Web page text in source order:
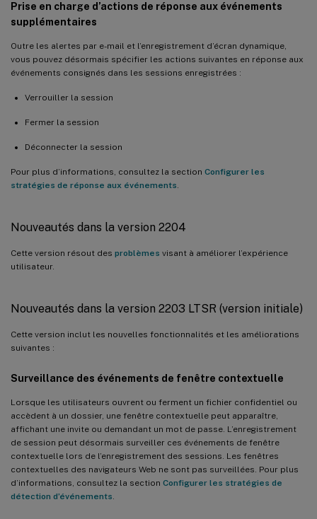
Prise en charge d’actions de réponse aux événements
supplémentaires
Outre les alertes par e-mail et l’enregistrement d’écran dynamique,
vous pouvez désormais spécifier les actions suivantes en réponse aux
événements consignés dans les sessions enregistrées :
Verrouiller la session
Fermer la session
Déconnecter la session
Pour plus d’informations, consultez la section Configurer les
stratégies de réponse aux événements.
Nouveautés dans la version 2204
Cette version résout des problèmes visant à améliorer l’expérience
utilisateur.
Nouveautés dans la version 2203 LTSR (version initiale)
Cette version inclut les nouvelles fonctionnalités et les améliorations
suivantes :
Surveillance des événements de fenêtre contextuelle
Lorsque les utilisateurs ouvrent ou ferment un fichier confidentiel ou
accèdent à un dossier, une fenêtre contextuelle peut apparaître,
affichant une invite ou demandant un mot de passe. L’enregistrement
de session peut désormais surveiller ces événements de fenêtre
contextuelle lors de l’enregistrement des sessions. Les fenêtres
contextuelles des navigateurs Web ne sont pas surveillées. Pour plus
d’informations, consultez la section Configurer les stratégies de
détection d’événements.